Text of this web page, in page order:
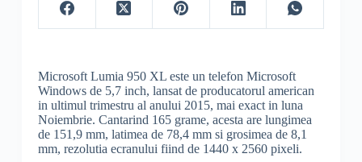
Microsoft Lumia 950 XL este un telefon Microsoft
Windows de 5,7 inch, lansat de producatorul american
in ultimul trimestru al anului 2015, mai exact in luna
Noiembrie. Cantarind 165 grame, acesta are lungimea
de 151,9 mm, latimea de 78,4 mm si grosimea de 8,1
mm, rezolutia ecranului fiind de 1440 x 2560 pixeli.